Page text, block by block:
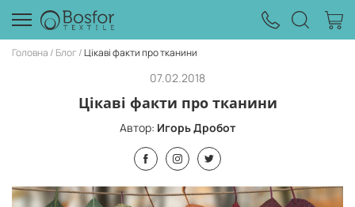
Головна Блог Цікаві факти про тканини
07.02.2018
Цікаві факти про тканини
Автор: Игорь Дробот